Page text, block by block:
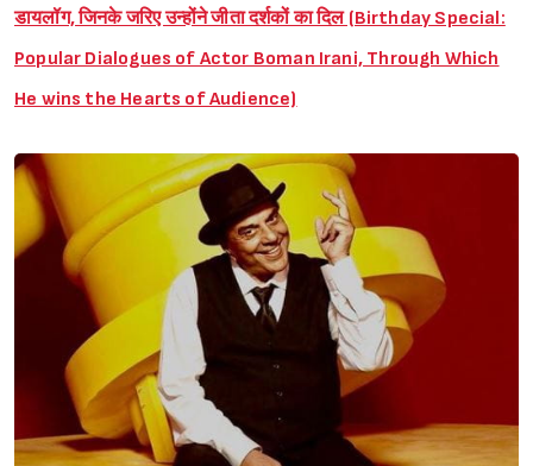
डायलॉग, जिनके जरिए उन्होंने जीता दर्शकों का दिल (Birthday Special:
Popular Dialogues of Actor Boman Irani, Through Which
He wins the Hearts of Audience)